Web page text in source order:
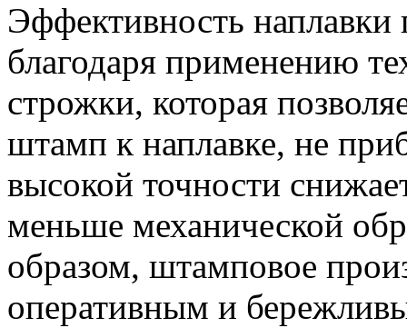
Эффективность наплавки
благодаря применению
строжки, которая
штамп к наплавке, не
высокой точности
меньше механической
образом, штамповое
оперативным и